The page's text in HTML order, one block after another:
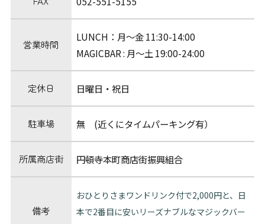
営業時間
LUNCH：月〜金 11:30-14:00
MAGICBAR : 月〜土 19:00-24:00
定休日 日曜日・祝日
駐車場 無 (近くにタイムパーキング有）
所属商店街 円頓寺本町商店街振興組合
備考
おひとりさまワンドリンク付で2,000円と、日
本で2番目に安いリーズナブルなマジックバー